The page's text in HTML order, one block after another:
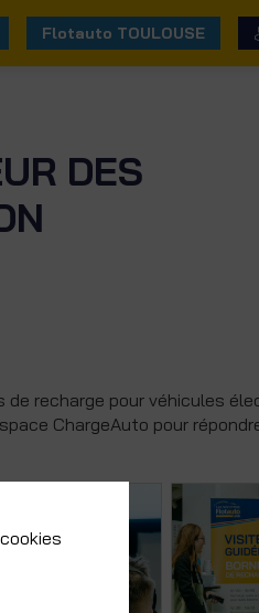
Flotauto TOULOUSE
DES
recharge pour véhicules
ChargeAuto pour